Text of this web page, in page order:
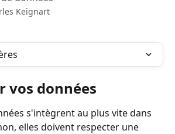
Keignart
vos données
s'intègrent au plus vite dans
elles doivent respecter une